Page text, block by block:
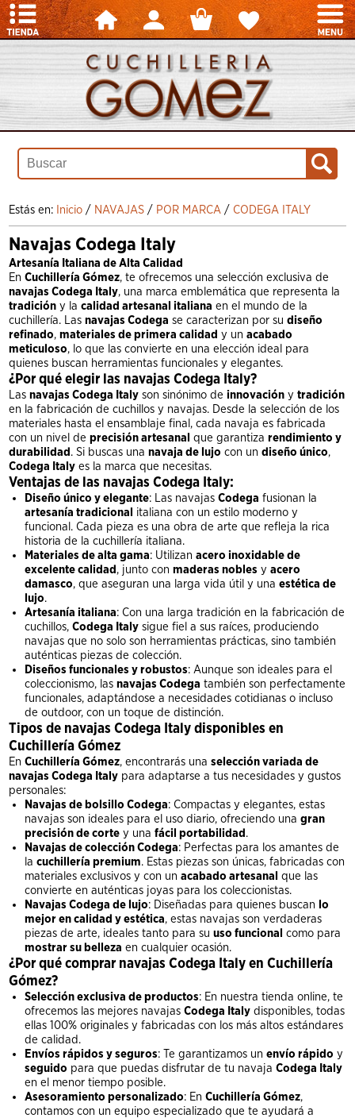
Estás en: Inicio / NAVAJAS / POR MARCA /CODEGA ITALY
Navajas Codega Italy
Artesanía Italiana de Alta Calidad
EnCuchillería Gómez, te ofrecemos una selección exclusiva de
navajas Codega Italy, una marca emblemática que representa la
tradición y lacalidad artesanal italiana en el mundo de la
cuchillería. Lasnavajas Codega se caracterizan por sudiseño
refinado,materiales de primera calidad y unacabado
meticuloso, lo que las convierte en una elección ideal para
quienes buscan herramientas funcionales y elegantes.
¿Por qué elegir las navajas Codega Italy?
Lasnavajas Codega Italy son sinónimo deinnovación ytradición
en la fabricación de cuchillos y navajas. Desde la selección de los
materiales hasta el ensamblaje final, cada navaja es fabricada
con un nivel deprecisión artesanal que garantizarendimiento y
durabilidad . Si buscas unanavaja de lujo con undiseño único,
Codega Italy es la marca que necesitas.
Ventajas de las navajas Codega Italy:
Diseño único y elegante: Las navajasCodega fusionan la
artesanía tradicional
italiana con un estilo moderno y
funcional. Cada pieza es una obra de arte que refleja la rica
historia de la cuchillería italiana.
Materiales de alta gama: Utilizanacero inoxidable de
excelente calidad , junto conmaderas nobles yacero
damasco, que aseguran una larga vida útil y unaestética de
lujo.
Artesanía italiana: Con una larga tradición en la fabricación de
cuchillos,Codega Italy sigue fiel a sus raíces, produciendo
navajas que no solo son herramientas prácticas, sino también
auténticas piezas de colección.
Diseños funcionales y robustos: Aunque son ideales para el
coleccionismo, lasnavajas Codega también son perfectamente
funcionales, adaptándose a necesidades cotidianas o incluso
de outdoor, con un toque de distinción.
Tipos de navajas Codega Italy disponibles en
Cuchillería Gómez
EnCuchillería Gómez, encontrarás unaselección variada de
navajas Codega Italy para adaptarse a tus necesidades y gustos
personales:
Navajas de bolsillo Codega: Compactas y elegantes, estas
navajas son ideales para el uso diario, ofreciendo unagran
precisión de corte y unafácil portabilidad .
Navajas de colección Codega: Perfectas para los amantes de
lacuchillería premium. Estas piezas son únicas, fabricadas con
materiales exclusivos y con unacabado artesanal que las
convierte en auténticas joyas para los coleccionistas.
Navajas Codega de lujo: Diseñadas para quienes buscan lo
mejor en calidad y estética, estas navajas son verdaderas
piezas de arte, ideales tanto para suuso funcional como para
mostrar su belleza en cualquier ocasión.
¿Por qué comprar navajas Codega Italy en Cuchillería
Gómez?
Selección exclusiva de productos: En nuestra tienda online, te
ofrecemos las mejores navajasCodega Italy disponibles, todas
ellas 100% originales y fabricadas con los más altos estándares
de calidad.
Envíos rápidos y seguros: Te garantizamos unenvío rápido y
seguido para que puedas disfrutar de tu navajaCodega Italy
en el menor tiempo posible.
Asesoramiento personalizado: EnCuchillería Gómez,
contamos con un equipo especializado que te ayudará a